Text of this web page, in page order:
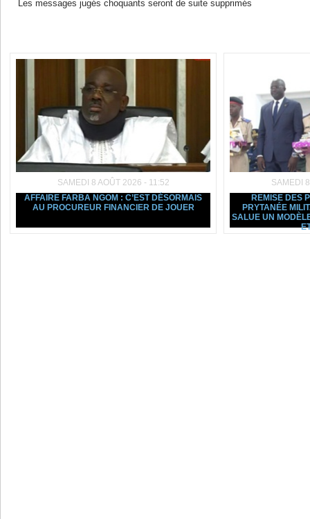
Les messages jugés choquants seront de suite supprimés
SAMEDI 8 AOÛT 2026 - 11:52
AFFAIRE FARBA NGOM : C’EST DÉSORMAIS
AU PROCUREUR FINANCIER DE JOUER
SAMEDI
REMISE DES
PRYTANÉE
SALUE UN